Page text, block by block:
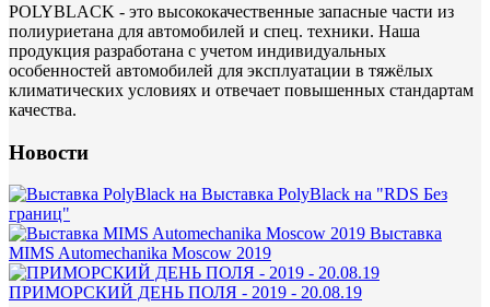
POLYBLACK - это высококачественные запасные части из
полиуриетана для автомобилей и спец. техники. Наша
продукция разработана с учетом индивидуальных
особенностей автомобилей для эксплуатации в тяжёлых
климатических условиях и отвечает повышенных стандартам
качества.
Новости
Выставка PolyBlack на "RDS Без
границ"
Выставка
MIMS Automechanika Moscow 2019
ПРИМОРСКИЙ ДЕНЬ ПОЛЯ - 2019 - 20.08.19